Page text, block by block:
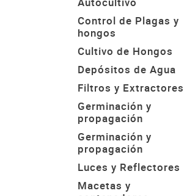
Control de Plagas y
hongos
Cultivo de Hongos
Depósitos de Agua
Filtros y Extractores
Germinación y
propagación
Germinación y
propagación
Luces y Reflectores
Macetas y